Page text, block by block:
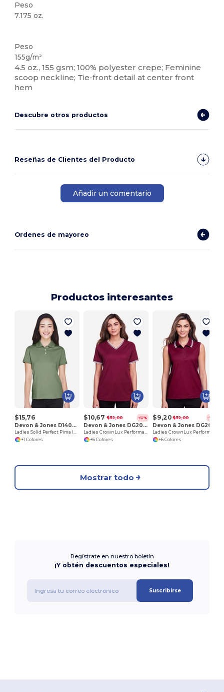
Peso
7.175 oz.
Peso
155g/m²
4.5 oz., 155 gsm; 100% polyester crepe; Feminine
scoop neckline; Tie-front detail at center front
hem
Descubre otros productos
Reseñas de Clientes del Producto
Añadir un comentario
Ordenes de mayoreo
Productos interesantes
$15,76
Devon & Jones D140SW
Ladies Solid Perfect Pima Interlock Polo
+1 Colores
$10,67 $32,00 -67%
Devon & Jones DG20CW
Ladies CrownLux Performance Plaited Tipped V-Neck Polo
+6 Colores
$9,20 $32,00 -71%
+6 Colores
Mostrar todo
Regístrate en nuestro boletín
¡Y obtén descuentos especiales!
Suscribirse